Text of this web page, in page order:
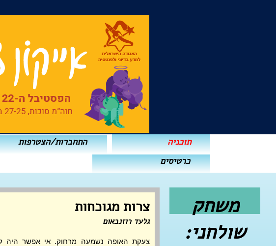
תוכניה התחברות/הצטרפות
כרטיסים
משחק
שולחני:
צרות מגוכחות
גלעד רוזנבאום